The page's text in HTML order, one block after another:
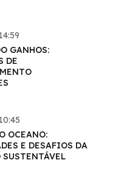
GANHOS:
DE
OCEANO:
E DESAFIOS DA
SUSTENTÁVEL